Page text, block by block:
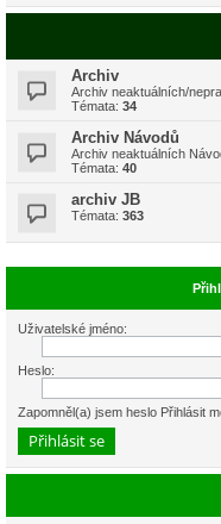
Archiv
Archiv neaktuálních/
Témata: 34
Archiv Návodů
Archiv neaktuálních
Témata: 40
archiv JB
Témata: 363
Uživatelské jméno:
Heslo:
Zapomněl(a) jsem heslo Přihlásit